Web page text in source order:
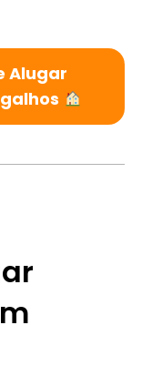
Alugar